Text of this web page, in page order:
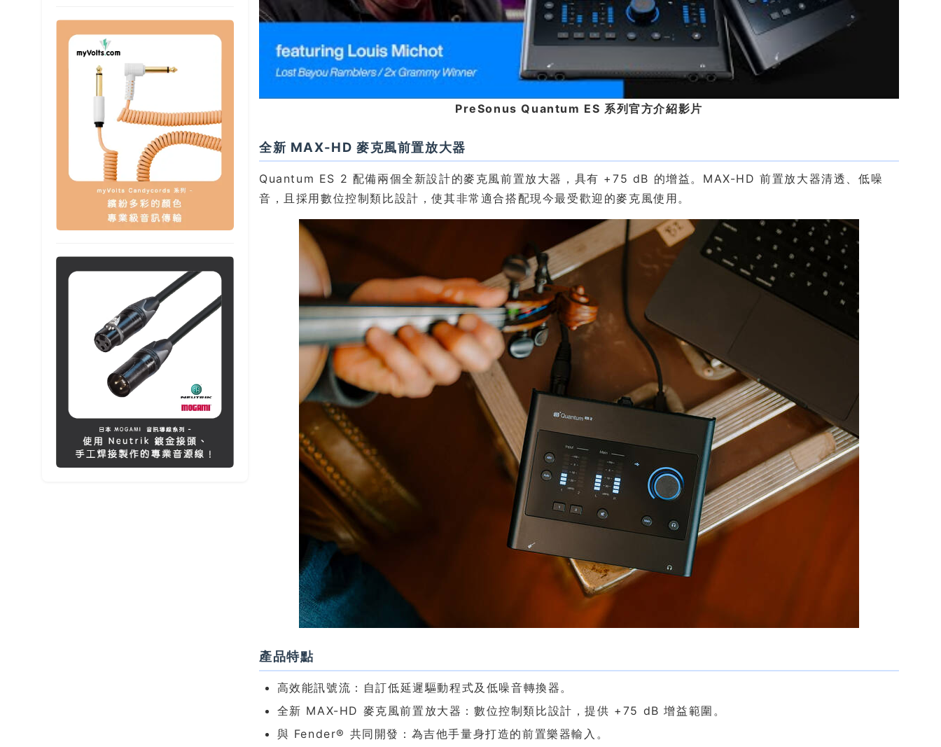
PreSonus Quantum ES 系列官方介紹影片
全新 MAX-HD 麥克風前置放大器
Quantum ES 2 配備兩個全新設計的麥克風前置放大器，具有 +75 dB 的增益。MAX-HD 前置放大器清透、低噪
音，且採用數位控制類比設計，使其非常適合搭配現今最受歡迎的麥克風使用。
產品特點
高效能訊號流：自訂低延遲驅動程式及低噪音轉換器。
全新 MAX-HD 麥克風前置放大器：數位控制類比設計，提供 +75 dB 增益範圍。
與 Fender® 共同開發：為吉他手量身打造的前置樂器輸入。